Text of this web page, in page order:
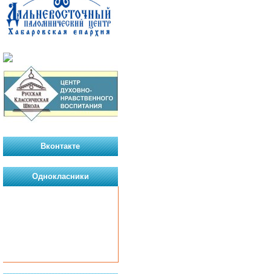
Вконтакте
Однокласники